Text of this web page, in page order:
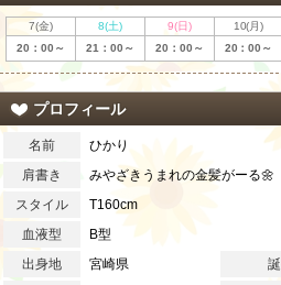
7(金) 8(土) 9(日) 10(月)
20：00～
21：00～ 20：00～ 20：00～
プロフィール
名前
ひかり
肩書き
みやざきうまれの金髪がーる🌼
スタイル
T160cm
血液型
B型
出身地
宮崎県